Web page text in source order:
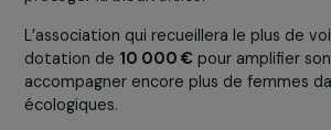
contre le changement climatique et
valoriser leurs savoirs, renforcer leur
protéger la biodiversité.